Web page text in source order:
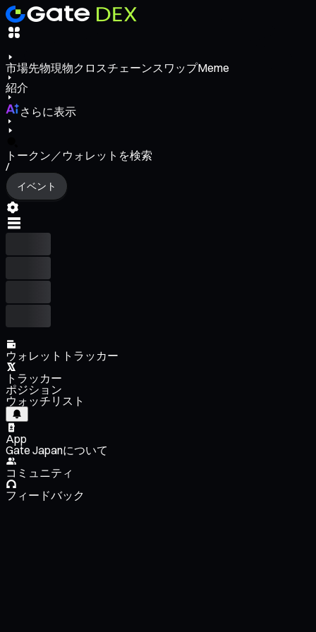
市場先物現物クロスチェーンスワップMeme
紹介
さらに表示
トークン／ウォレットを検索
/
イベント
ウォレットトラッカー
トラッカー
ポジション
ウォッチリスト
App
Gate Japanについて
コミュニティ
フィードバック